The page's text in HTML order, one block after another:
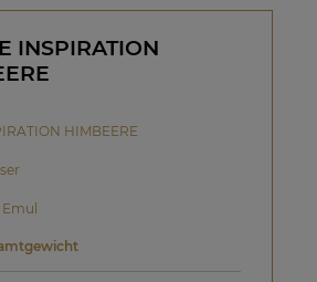
INSPIRATION
HIMBEERE
Emul